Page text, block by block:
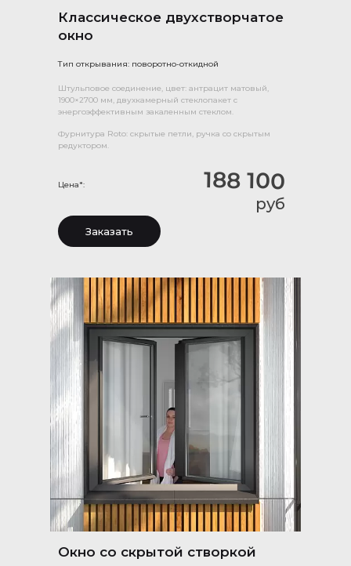
Классическое двухстворчатое
окно
Тип открывания: поворотно-откидной
188 100
руб
Цена*:
Штульповое соединение, цвет: антрацит матовый,
1900×2700 мм, двухкамерный стеклопакет с
энергоэффективным закаленным стеклом.
Фурнитура Roto: скрытые петли, ручка со скрытым
редуктором.
Заказать
Окно со скрытой створкой